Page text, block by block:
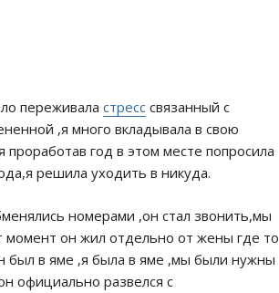
переживала стресс связанный с
,я много вкладывала в свою
год в этом месте попросила
решила уходить в никуда.
номерами ,он стал звонить,мы
момент он жил отдельно от жены где то
был в яме ,я была в яме ,мы были нужны
официально развелся с